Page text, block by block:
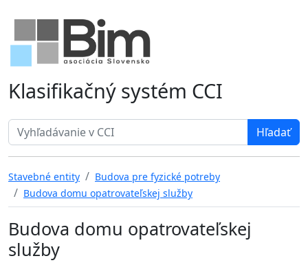
Klasifikačný systém CCI
Search term
Stavebné entity
Budova pre fyzické potreby
Budova domu opatrovateľskej služby
Budova domu opatrovateľskej
služby